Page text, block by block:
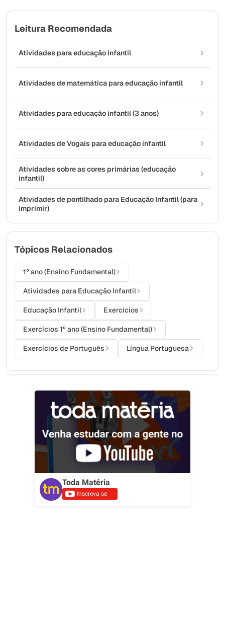
Leitura Recomendada
Atividades para educação infantil
Atividades de matemática para educação infantil
Atividades para educação infantil (3 anos)
Atividades de Vogais para educação infantil
Atividades sobre as cores primárias (educação
infantil)
Atividades de pontilhado para Educação Infantil (para
imprimir)
Tópicos Relacionados
1º ano (Ensino Fundamental)
Atividades para Educação Infantil
Educação Infantil Exercícios
Exercícios 1º ano (Ensino Fundamental)
Exercícios de Português Língua Portuguesa
Toda Matéria
Inscreva-se